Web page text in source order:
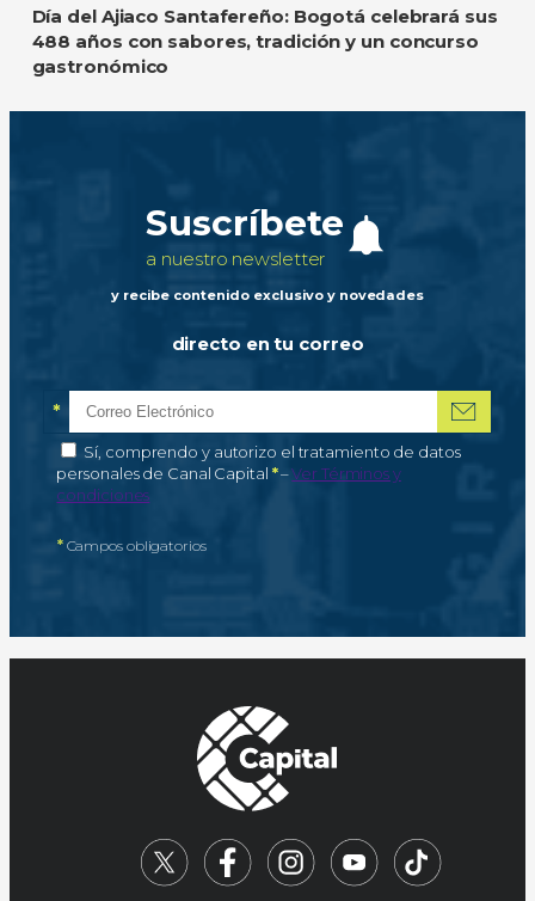
Día del Ajiaco Santafereño: Bogotá celebrará sus
488 años con sabores, tradición y un concurso
gastronómico
Suscríbete
a nuestro newsletter
y recibe contenido exclusivo y novedades
directo en tu correo
Correo electrónico
*Campo obligatorio
Autorización de tratamiento de datos personales
Sí, comprendo y autorizo el tratamiento de datos
personales de Canal Capital *–Campo obligatorio
Ver Términos y
condiciones
*Campos obligatorios